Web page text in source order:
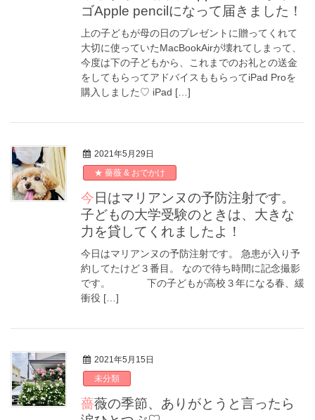
ゴApple pencilになって届きました！
上の子どもが母の日のプレゼントに贈ってくれて
大切に使っていたMacBookAirが壊れてしまって、
今度は下の子どもから、これまでのお礼との送金
をしてもらってアドバイスももらってiPad Proを
購入しました♡ iPad […]
2021年5月29日
★ 薔薇 & おでかけ
今日はマリアンヌの予防注射です。
子どもの大学受験のときは、大きな
力を貸してくれましたよ！
今日はマリアンヌの予防注射です。 急患が入り予
約してたけど３番目。 なので待ち時間に記念撮影
です。 下の子どもが高校３年になる春、緩
衝役 […]
2021年5月15日
未分類
薔薇の季節、ありがとうと言ったら